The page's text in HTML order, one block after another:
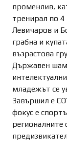
променлив,
тренирал по
Левичаров и
грабна и
възрастова
Държавен
младежът се
Завършил е
фокус е
регионалните